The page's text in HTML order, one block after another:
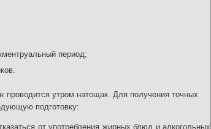
период;
проводится утром натощак. Для получения точных
подготовку:
от употребления жирных блюд и алкогольных